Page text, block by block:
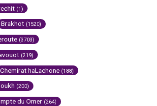
(1)
Brakhot (1520)
(3703)
(219)
Chemirat haLachone (188)
(200)
du Omer (264)